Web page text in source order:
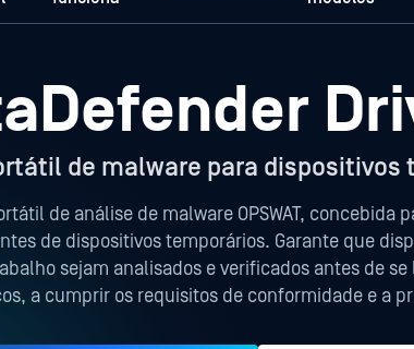
de malware para dispositivos
de análise de malware OPSWAT, concebida
de dispositivos temporários. Garante que
sejam analisados e verificados antes de
a cumprir os requisitos de conformidade e a